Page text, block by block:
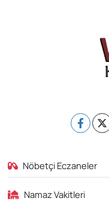
Nöbetçi Eczaneler
Namaz Vakitleri